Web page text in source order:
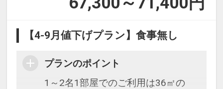
【4-9月値下げプラン】食事無し
プランのポイント
1～2名1部屋でのご利用は36㎡の